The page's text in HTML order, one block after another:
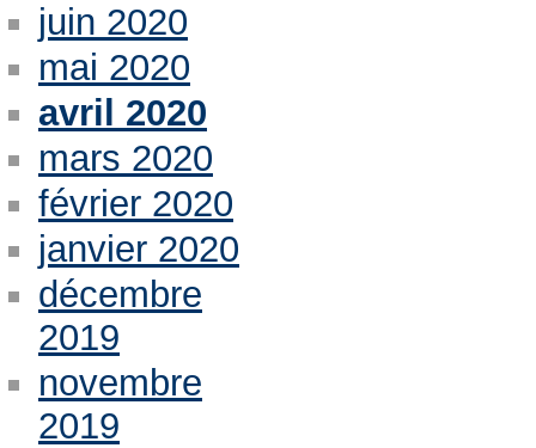
juin 2020
mai 2020
avril 2020
mars 2020
février 2020
janvier 2020
décembre
2019
novembre
2019